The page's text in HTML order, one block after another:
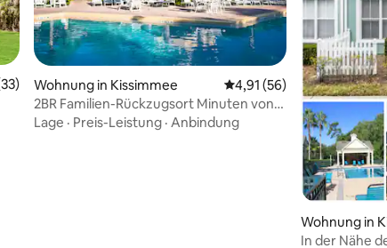
Bewertung: 4,97 von 5, 33 Bewertungen
Wohnung in Kissimmee Durchschnittliche
4,91 (56)
2BR Familien-Rückzugsort Minuten von
Disney & Parks!
Lage · Preis-Leistung · Anbindung
Wohnung in
In der Nähe